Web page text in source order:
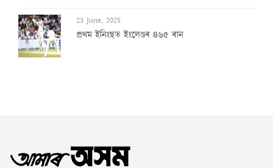
23 June, 2025
প্ৰথম ইনিংছত ইংলেণ্ডৰ ৪৬৫ ৰান